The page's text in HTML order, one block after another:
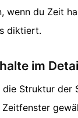
wenn du Zeit
diktiert.
im
die Struktur der